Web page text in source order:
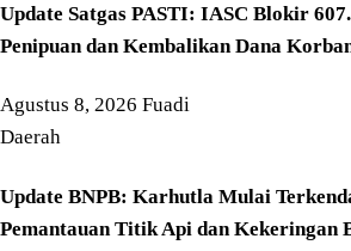
Update Satgas PASTI: IASC Blokir
Penipuan dan Kembalikan Dana
Agustus 8, 2026 Fuadi
Daerah
Update BNPB: Karhutla Mulai
Pemantauan Titik Api dan Kekeringan